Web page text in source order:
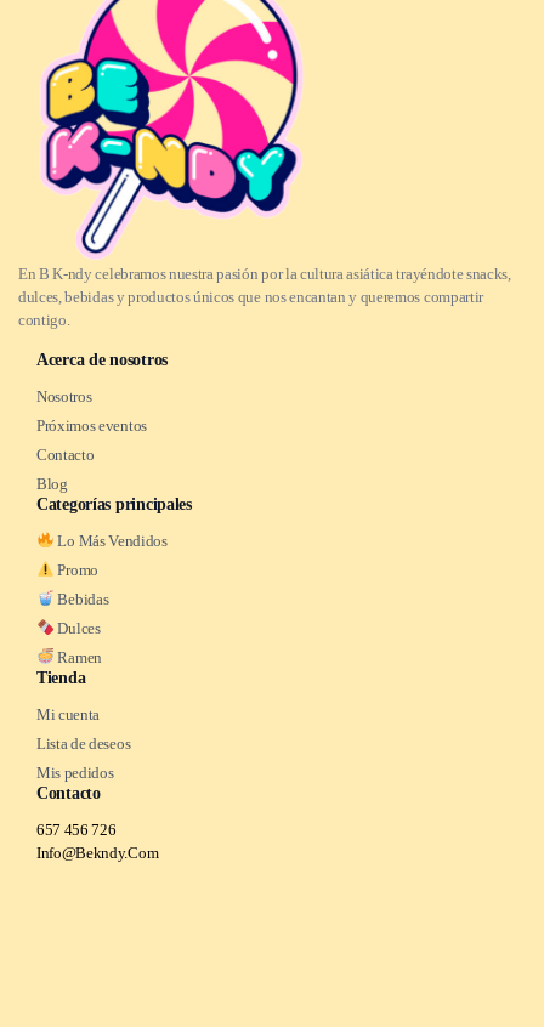
En B K-ndy celebramos nuestra pasión por la cultura asiática trayéndote snacks,
dulces, bebidas y productos únicos que nos encantan y queremos compartir
contigo.
Acerca de nosotros
Nosotros
Próximos eventos
Contacto
Blog
Categorías principales
Lo Más Vendidos
Promo
Bebidas
Dulces
Ramen
Tienda
Mi cuenta
Lista de deseos
Mis pedidos
Contacto
657 456 726
Info@Bekndy.Com